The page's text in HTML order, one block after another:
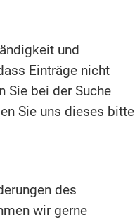
und
Einträge nicht
Sie bei der Suche
Sie uns dieses bitte
des
wir gerne